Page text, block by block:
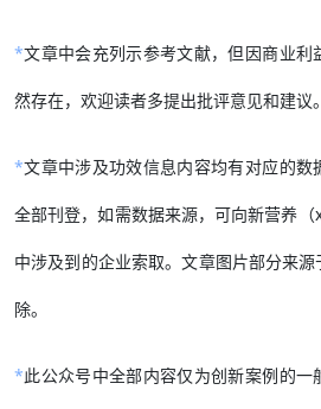
*文章中会充列示参考文献，但因商业利
然存在，欢迎读者多提出批评意见和建议。
*文章中涉及功效信息内容均有对应的数
全部刊登，如需数据来源，可向新营养
中涉及到的企业索取。文章图片部分来
除。
*此公众号中全部内容仅为创新案例的一